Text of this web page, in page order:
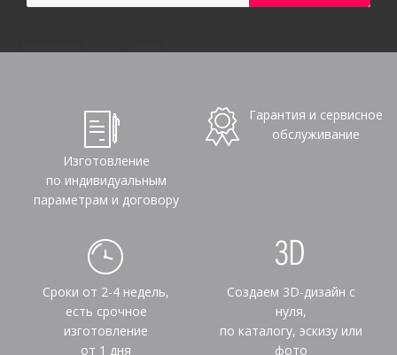
Изготовление
по индивидуальным
параметрам и договору
Гарантия и сервисное
обслуживание
Сроки от 2-4 недель,
есть срочное
изготовление
от 1 дня
Создаем 3D-дизайн с
нуля,
по каталогу, эскизу или
фото